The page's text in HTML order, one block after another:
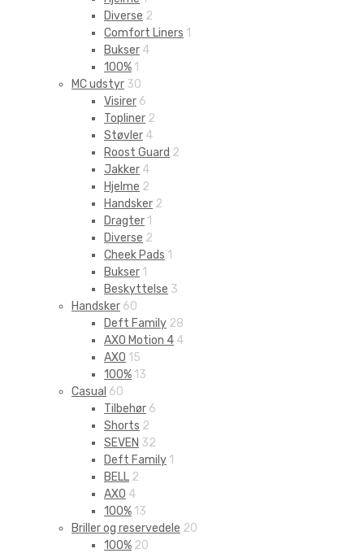
Diverse 2
Comfort Liners 1
Bukser 4
100% 1
MC udstyr 30
Visirer 6
Topliner 2
Støvler 4
Roost Guard 2
Jakker 4
Hjelme 2
Handsker 2
Dragter 1
Diverse 2
Cheek Pads 1
Bukser 1
Beskyttelse 3
Handsker 60
Deft Family 28
AXO Motion 4 4
AXO 15
100% 13
Casual 60
Tilbehør 6
Shorts 2
SEVEN 32
Deft Family 1
BELL 2
AXO 4
100% 13
Briller og reservedele 20
100% 20